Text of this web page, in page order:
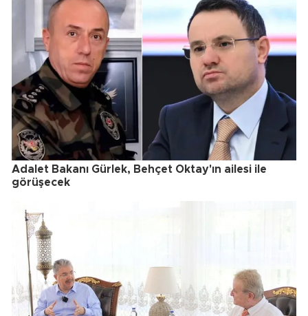
Adalet Bakanı Gürlek, Behçet Oktay'ın ailesi ile
görüşecek